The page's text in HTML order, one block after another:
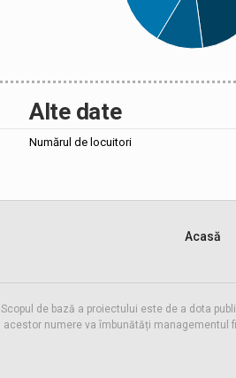
Alte date
Numărul de locuitori
Acasă
Scopul de bază a proiectului este de a dota
acestor numere va îmbunătăți managementul